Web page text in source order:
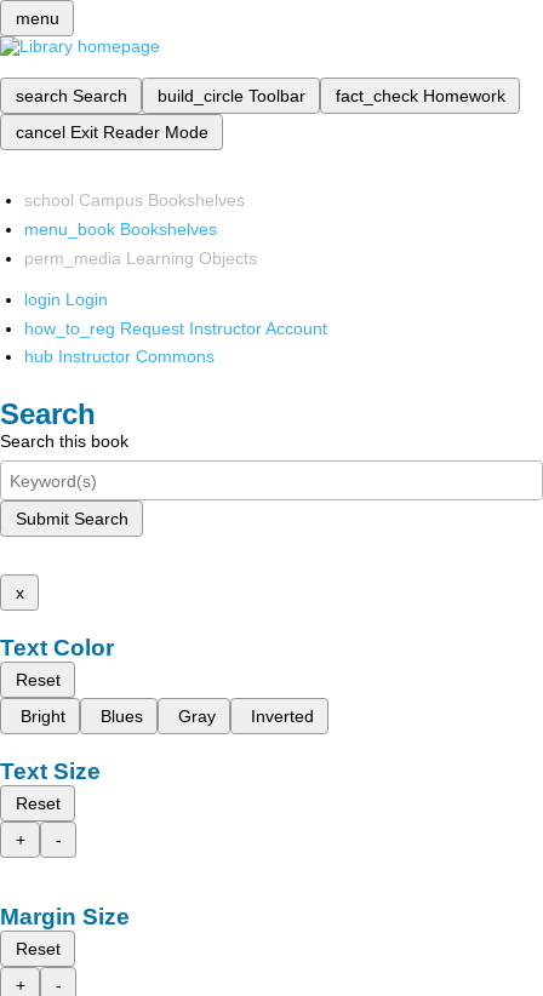
menu
search Search build_circle Toolbar fact_check Homework
cancel Exit Reader Mode
school Campus Bookshelves
menu_book Bookshelves
perm_media Learning Objects
login Login
how_to_reg Request Instructor Account
hub Instructor Commons
Search
Search this book
Submit Search
x
Text Color
Reset
Bright
Blues Gray Inverted
Text Size
Reset
+
-
Margin Size
Reset
+
-